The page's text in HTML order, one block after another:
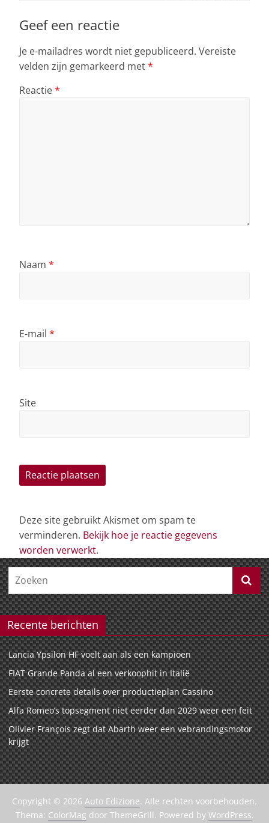
Geef een reactie
Je e-mailadres wordt niet gepubliceerd. Vereiste
velden zijn gemarkeerd met*
Reactie*
Naam *
E-mail *
Site
Deze site gebruikt Akismet om spam te
verminderen. Bekijk hoe je reactie gegevens
worden verwerkt.
Recente berichten
Lancia Ypsilon HF voelt aan als een kampioen
FIAT Grande Panda al een verkoophit in Italië
Eerste concrete details over productieplan Cassino
Alfa Romeo’s topsegment niet eerder dan 2029 weer een feit
Olivier François zegt dat Abarth weer een vebrandingsmotor
krijgt
Copyright © 2026 Auto Edizione. Alle rechten voorbehouden.
Thema: ColorMag door ThemeGrill. Powered by WordPress.